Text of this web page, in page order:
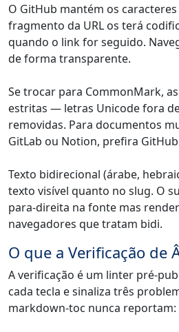
O GitHub mantém os
fragmento da URL os terá
quando o link for seguido.
de forma transparente.
Se trocar para CommonMark,
estritas — letras Unicode fora
removidas. Para documentos
GitLab ou Notion, prefira
Texto bidirecional (árabe,
texto visível quanto no slug. O
para-direita na fonte mas
navegadores que tratam bidi.
O que a Verificação de
A verificação é um linter pré-
cada tecla e sinaliza três
markdown-toc nunca reportam: